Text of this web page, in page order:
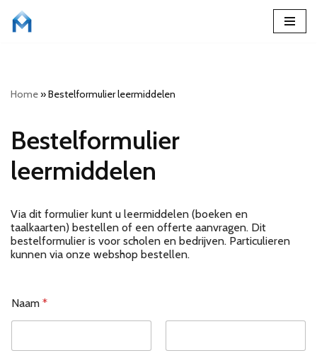
inhoud
Home»Bestelformulier leermiddelen
Bestelformulier
leermiddelen
Via dit formulier kunt u leermiddelen (boeken en
taalkaarten) bestellen of een offerte aanvragen. Dit
bestelformulier is voor scholen en bedrijven. Particulieren
kunnen via onze webshop bestellen.
Naam *